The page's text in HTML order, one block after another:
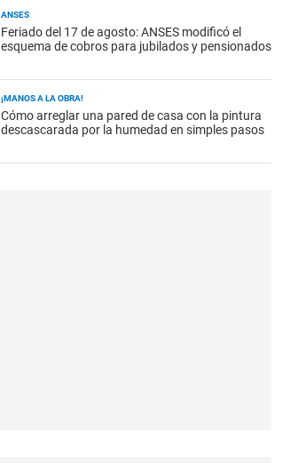
ANSES
Feriado del 17 de agosto: ANSES modificó el
esquema de cobros para jubilados y pensionados
¡MANOS A LA OBRA!
Cómo arreglar una pared de casa con la pintura
descascarada por la humedad en simples pasos